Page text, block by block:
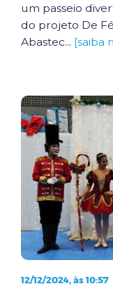
um passeio
do projeto De
Abastec... [saiba
12/12/2024, às 10:57